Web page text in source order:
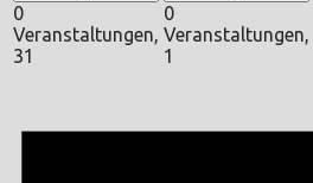
0
Veranstaltungen,
31
0
Veranstaltungen,
1